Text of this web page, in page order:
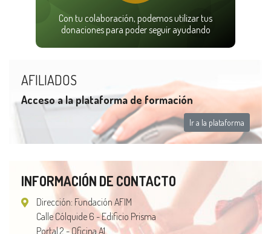
Con tu colaboración, podemos utilizar tus
donaciones para poder seguir ayudando
AFILIADOS
Acceso a la plataforma de formación
Ir a la plataforma
INFORMACIÓN DE CONTACTO
Dirección: Fundación AFIM
Calle Cólquide 6 - Edificio Prisma
Portal 2 - Oficina A1